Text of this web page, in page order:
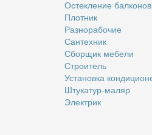
Остек­ле­ние бал­ко­нов
Плот­ник
Раз­но­ра­бо­чие
Сан­тех­ник
Сбор­щик ме­бе­ли
Стро­и­тель
Уста­нов­ка
Шту­ка­тур-ма­ляр
Элек­трик